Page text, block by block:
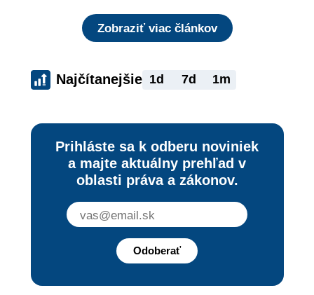
Zobraziť viac článkov
Najčítanejšie 1d 7d 1m
Prihláste sa k odberu noviniek
a majte aktuálny prehľad v
oblasti práva a zákonov.
Odoberať